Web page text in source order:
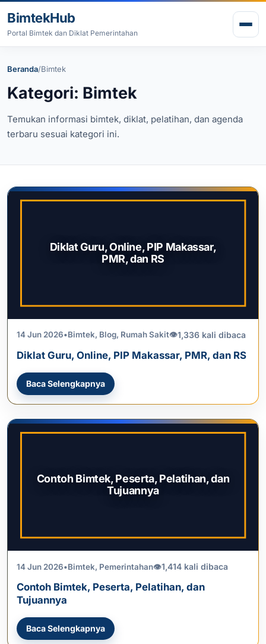
BimtekHub
Portal Bimtek dan Diklat Pemerintahan
Beranda/Bimtek
Kategori: Bimtek
Temukan informasi bimtek, diklat, pelatihan, dan agenda
terbaru sesuai kategori ini.
Diklat Guru, Online, PIP Makassar,
PMR, dan RS
14 Jun 2026•Bimtek, Blog, Rumah Sakit👁1,336 kali dibaca
Diklat Guru, Online, PIP Makassar, PMR, dan RS
Baca Selengkapnya
Contoh Bimtek, Peserta, Pelatihan, dan
Tujuannya
14 Jun 2026•Bimtek, Pemerintahan👁1,414 kali dibaca
Contoh Bimtek, Peserta, Pelatihan, dan
Tujuannya
Baca Selengkapnya